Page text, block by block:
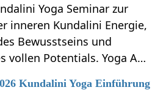
Yoga Seminar zur
inneren Kundalini Energie,
Bewusstseins und
vollen Potentials. Yoga A…
Kundalini Yoga Einführung